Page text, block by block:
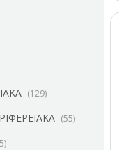
(129)
(55)